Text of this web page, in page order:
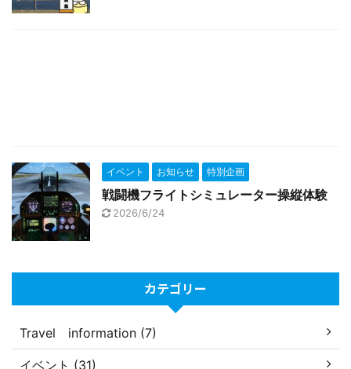
イベント お知らせ 特別企画
戦闘機フライトシミュレーター操縦体験
2026/6/24
カテゴリー
Travel information (7)
イベント (31)